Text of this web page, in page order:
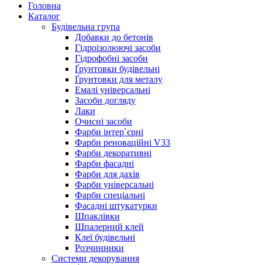
Головна
Каталог
Будівельна група
Добавки до бетонів
Гідроізолюючі засоби
Гідрофобні засоби
Ґрунтовки будівельні
Ґрунтовки для металу
Емалі універсальні
Засоби догляду
Лаки
Очисні засоби
Фарби інтер`єрні
Фарби реноваційні V33
Фарби декоративні
Фарби фасадні
Фарби для дахів
Фарби універсальні
Фарби спеціальні
Фасадні штукатурки
Шпаклівки
Шпалерний клей
Клеї будівельні
Розчинники
Системи декорування